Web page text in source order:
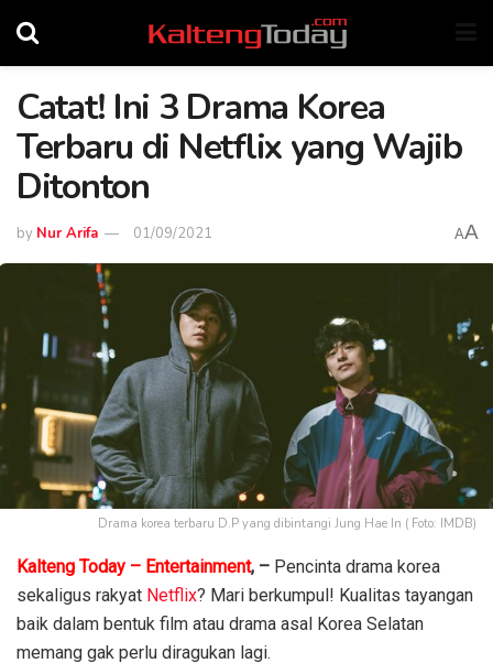
Catat! Ini 3 Drama Korea
Terbaru di Netflix yang Wajib
Ditonton
by Nur Arifa 01/09/2021 AA
Drama korea terbaru D.P yang dibintangi Jung Hae In ( Foto: IMDB)
Kalteng Today – Entertainment, – Pencinta drama korea
sekaligus rakyat Netflix? Mari berkumpul! Kualitas tayangan
baik dalam bentuk film atau drama asal Korea Selatan
memang gak perlu diragukan lagi.